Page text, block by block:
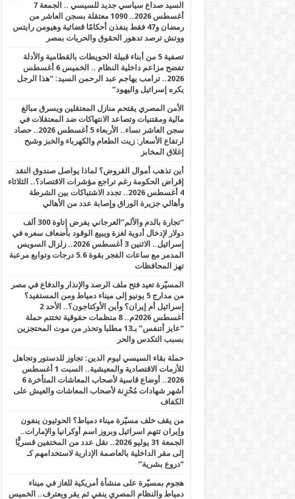
السيد صداع سياسي جديد للسيسي .. الجمعة 7
أغسطس 2026.. 1090 معتقلة بسجن العاشر من
رمضان و47 فقط ينفذن أحكامًا قضائية وهيومن رايتس
ووتش ترصد تدهور الحقوق والحريات بمصر
تصفية 5 من أبناء قبيلة الحويطات بالقطامية والأدلة
تفضح مزاعم داخلية النظام .. الخميس 6 أغسطس
2026.. ترامب يهاجم عبد الرحمن السيد: “هذا الرجل
يكره إسرائيل واليهود”
الأمن المصري يقتحم منازل المعتقلين ويسرق مبالغ
مالية ومقتنيات وتصاعد الانتهاكات ضد المعتقلات في
سجن العاشر نساء.. الأربعاء 5 أغسطس 2026.. حصاد
ارتفاع الأسعار: زيت الطعام والكهرباء والخبز وشبح
إغلاق المخابز
أين تذهب أموال القروض؟ لماذا يواصل صندوق النقد
إقراض الحكومة رغم تراجع مؤشرات الاقتصاد؟.. الثلاثاء
4 أغسطس 2026.. تجدد الاشتباكات بين الشرطة
وأهالي جزيرة الوراق وإصابة عدد من الأهالي
“تجارة بالدم والألم”العرجاني يفرض إتاوة 300 ألف
دولار لإدخال أدوية لغزة ويبيع الوقود بأضعاف سعره في
إسرائيل.. الاثنين 3 أغسطس 2026.. زلزال السويس
المدمر مع ساعات الفجر بقوة 5.6 درجات وتوابع مرعبة
تهز المحافظات
المسيّرة تعيد فتح ملف الرصد والإنذار والدفاع في مصر
من مدارج 5 يونيو إلى ميناء دمياط ومن المستفيد؟
إسرائيل أم إيران؟ وأين الأوكتاجون؟.. الأحد 2
أغسطس 2026م.. 8 منظمات حقوقية تختتم حملة
“عايز أتنفس” بـ13 مطلبا وتحذر من موت المحتجزين
بسبب التكدس والحر
حملة بقاء السيسي ليوم الدين: تجاوز للدستور وتجاهل
للأزمات الاقتصادية والمعيشية.. السبت 1 أغسطس
2026.. أوضاع قاسية لأصحاب المعاشات المتأخرة 6
أشهر شهادات مُحْزِنة لأصحاب المعاشات والعيش على
الكفاف
من يقف خلف مسيّرة ميناء دمياط؟ الحوثيون ينفون
وإيران تتهم اسرائيل وبروز اسم أوكرانيا والإمارات..
الجمعة 31 يوليو 2026.. نقل عدد من المختفين قسريًّا
إلى مقر الداخلية بالعاصمة الإدارية لاستخدامهم كـ
“دروع بشرية”
هجوم بمسيّرة على منشأة أمريكية للغاز في ميناء
دمياط والنظام المصري ينفي ثم يقر ويعترف.. الخميس